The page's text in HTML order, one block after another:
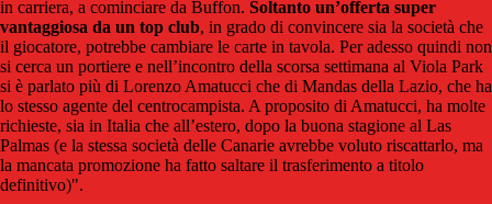
in carriera, a cominciare da Buffon. Soltanto un’offerta super
vantaggiosa da un top club, in grado di convincere sia la società che
il giocatore, potrebbe cambiare le carte in tavola. Per adesso quindi non
si cerca un portiere e nell’incontro della scorsa settimana al Viola Park
si è parlato più di Lorenzo Amatucci che di Mandas della Lazio, che ha
lo stesso agente del centrocampista. A proposito di Amatucci, ha molte
richieste, sia in Italia che all’estero, dopo la buona stagione al Las
Palmas (e la stessa società delle Canarie avrebbe voluto riscattarlo, ma
la mancata promozione ha fatto saltare il trasferimento a titolo
definitivo)".